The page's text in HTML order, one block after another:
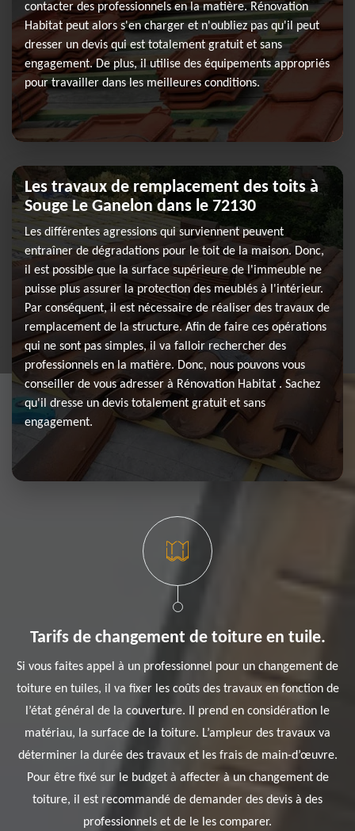
contacter des professionnels en la matière. Rénovation
Habitat peut alors s'en charger et n'oubliez pas qu'il peut
dresser un devis qui est totalement gratuit et sans
engagement. De plus, il utilise des équipements appropriés
pour travailler dans les meilleures conditions.
Les travaux de remplacement des toits à
Souge Le Ganelon dans le 72130
Les différentes agressions qui surviennent peuvent
entraîner de dégradations pour le toit de la maison. Donc,
il est possible que la surface supérieure de l'immeuble ne
puisse plus assurer la protection des meublés à l'intérieur.
Par conséquent, il est nécessaire de réaliser des travaux de
remplacement de la structure. Afin de faire ces opérations
qui ne sont pas simples, il va falloir rechercher des
professionnels en la matière. Donc, nous pouvons vous
conseiller de vous adresser à Rénovation Habitat . Sachez
qu'il dresse un devis totalement gratuit et sans
engagement.
Tarifs de changement de toiture en tuile.
Si vous faites appel à un professionnel pour un changement de
toiture en tuiles, il va fixer les coûts des travaux en fonction de
l’état général de la couverture. Il prend en considération le
matériau, la surface de la toiture. L’ampleur des travaux va
déterminer la durée des travaux et les frais de main-d’œuvre.
Pour être fixé sur le budget à affecter à un changement de
toiture, il est recommandé de demander des devis à des
professionnels et de le les comparer.